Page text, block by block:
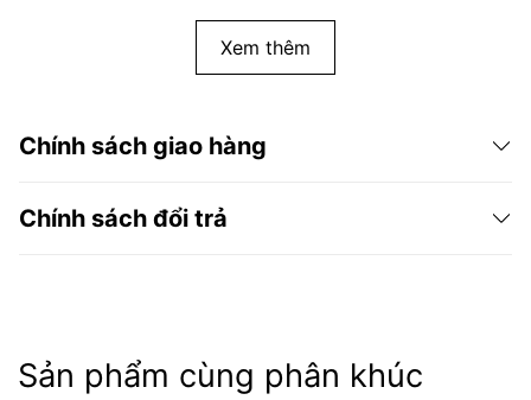
Xem thêm
Chính sách giao hàng
Chính sách đổi trả
Niixt Parfums
Sản phẩm cùng phân khúc